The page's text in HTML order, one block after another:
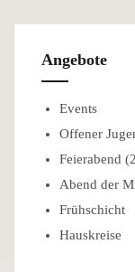
Angebote
Events
Offener
Feierabend
Abend der
Frühschicht
Hauskreise